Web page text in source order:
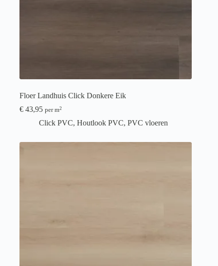
Floer Landhuis Click Donkere Eik
€ 43,95 per m2
Click PVC, Houtlook PVC, PVC vloeren